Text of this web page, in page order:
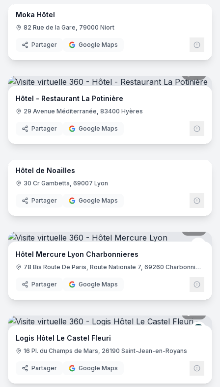
Moka Hôtel
82 Rue de la Gare, 79000 Niort
Partager Google Maps
Hôtel - Restaurant La Potinière
29 Avenue Méditerranée, 83400 Hyères
Partager Google Maps
17
Hôtel de Noailles
30 Cr Gambetta, 69007 Lyon
Partager Google Maps
Hôtel Mercure Lyon Charbonnieres
78 Bis Route De Paris, Route Nationale 7, 69260 Charbonnières-les-Bains
Partager Google Maps
Logis Hôtel Le Castel Fleuri
16 Pl. du Champs de Mars, 26190 Saint-Jean-en-Royans
Partager Google Maps